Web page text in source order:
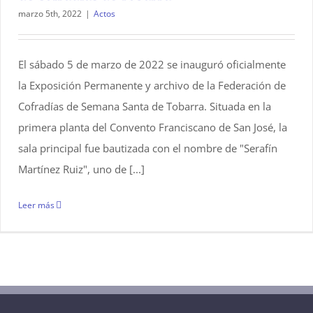
marzo 5th, 2022 | Actos
El sábado 5 de marzo de 2022 se inauguró oficialmente
la Exposición Permanente y archivo de la Federación de
Cofradías de Semana Santa de Tobarra. Situada en la
primera planta del Convento Franciscano de San José, la
sala principal fue bautizada con el nombre de "Serafín
Martínez Ruiz", uno de [...]
Leer más